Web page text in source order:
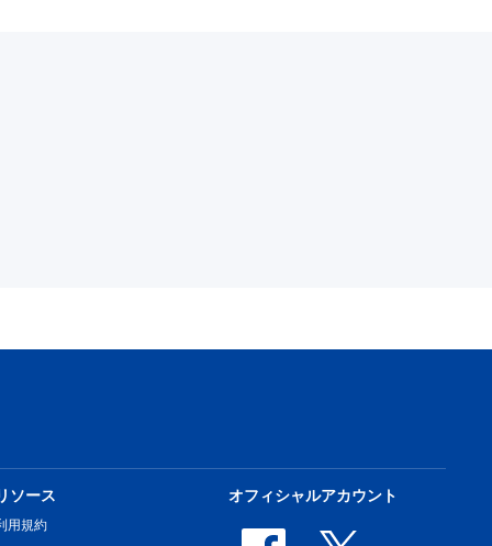
ソース
用規約
オフィシャルアカウント